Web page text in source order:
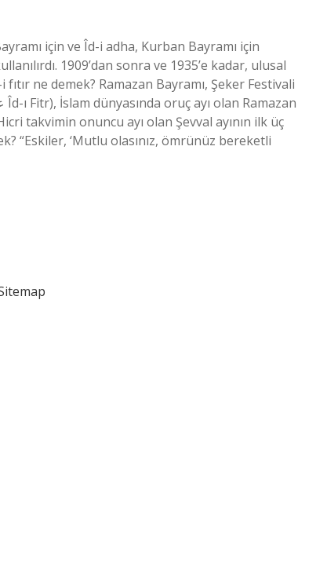
için ve Îd-i adha, Kurban Bayramı için
1909’dan sonra ve 1935’e kadar, ulusal
ne demek? Ramazan Bayramı, Şeker Festivali
takvimin onuncu ayı olan Şevval ayının ilk üç
“Eskiler, ‘Mutlu olasınız, ömrünüz bereketli